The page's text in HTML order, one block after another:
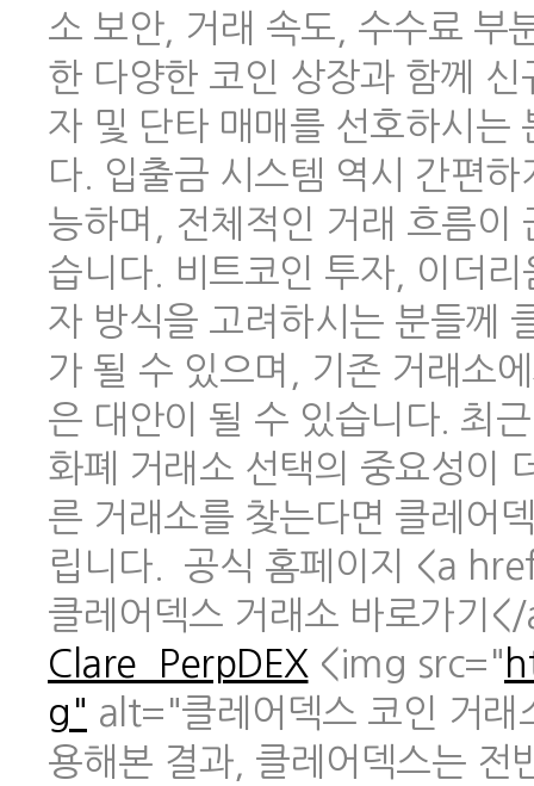
소 보안, 거래 속도, 수수료 부
한 다양한 코인 상장과 함께
자 및 단타 매매를 선호하시는
다. 입출금 시스템 역시 간편
능하며, 전체적인 거래 흐름이
습니다. 비트코인 투자, 이더
자 방식을 고려하시는 분들께
가 될 수 있으며, 기존 거래소
은 대안이 될 수 있습니다. 최
화폐 거래소 선택의 중요성이
른 거래소를 찾는다면 클레어
립니다. 공식 홈페이지 <a
클레어덱스 거래소 바로가기
Clare_PerpDEX <img src="
g" alt="클레어덱스 코인 거래
용해본 결과, 클레어덱스는 전